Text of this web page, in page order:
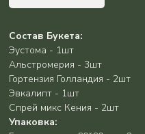
Состав Букета:
Эустома - 1шт
Альстромерия - 3шт
Гортензия Голландия - 2шт
Эвкалипт - 1шт
Спрей микс Кения - 2шт
Упаковка: